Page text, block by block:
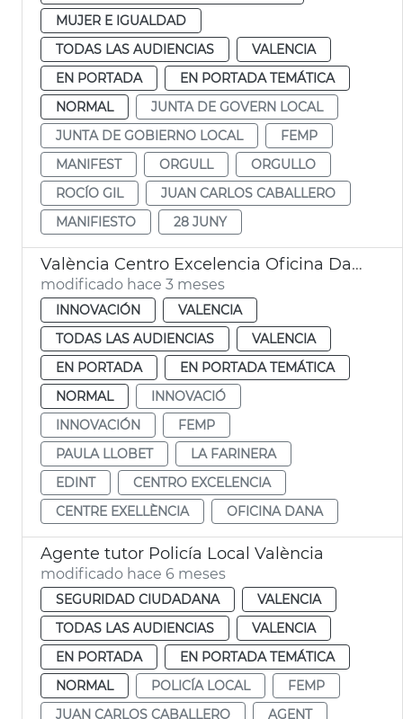
MUJER E IGUALDAD
TODAS LAS AUDIENCIAS
VALENCIA
EN PORTADA
EN PORTADA TEMÁTICA
NORMAL
JUNTA DE GOVERN LOCAL
JUNTA DE GOBIERNO LOCAL
FEMP
MANIFEST
ORGULL
ORGULLO
ROCÍO GIL
JUAN CARLOS CABALLERO
MANIFIESTO
28 JUNY
València Centro Excelencia Oficina Dato EDINT
modificado hace 3 meses
INNOVACIÓN
VALENCIA
TODAS LAS AUDIENCIAS
VALENCIA
EN PORTADA
EN PORTADA TEMÁTICA
NORMAL
INNOVACIÓ
INNOVACIÓN
FEMP
PAULA LLOBET
LA FARINERA
EDINT
CENTRO EXCELENCIA
CENTRE EXELLÈNCIA
OFICINA DANA
Agente tutor Policía Local València
modificado hace 6 meses
SEGURIDAD CIUDADANA
VALENCIA
TODAS LAS AUDIENCIAS
VALENCIA
EN PORTADA
EN PORTADA TEMÁTICA
NORMAL
POLICÍA LOCAL
FEMP
JUAN CARLOS CABALLERO
AGENT